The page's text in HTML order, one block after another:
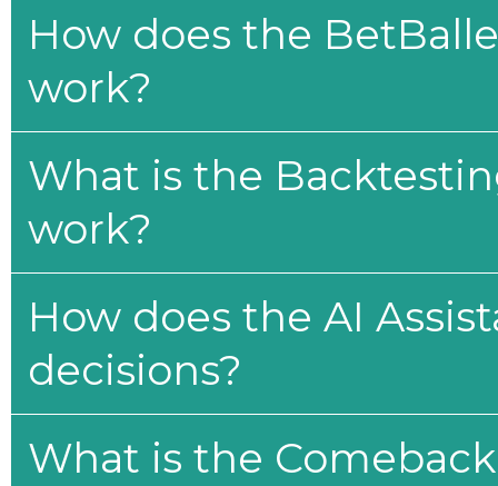
How does the
work?
What is the
work?
How does the AI
decisions?
What is the